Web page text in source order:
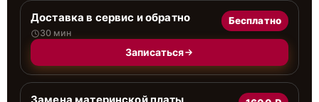
Доставка в сервис и обратно
30 мин
Бесплатно
Записаться